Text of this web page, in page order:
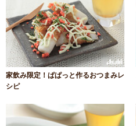
家飲み限定！ぱぱっと作るおつまみレ
シピ